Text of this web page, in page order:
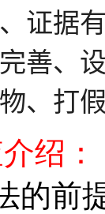
证据
善、
、打
绍：
前